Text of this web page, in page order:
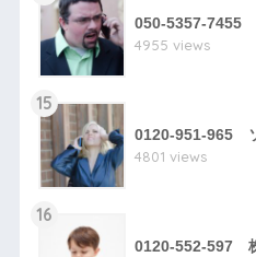
050-5357-7455
4955 views
15
0120-951-965
4801 views
16
0120-552-597